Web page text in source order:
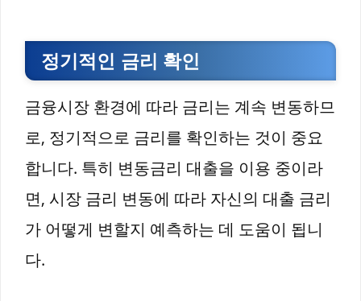
정기적인 금리 확인
금융시장 환경에 따라 금리는 계속 변동하므
로, 정기적으로 금리를 확인하는 것이 중요
합니다. 특히 변동금리 대출을 이용 중이라
면, 시장 금리 변동에 따라 자신의 대출 금리
가 어떻게 변할지 예측하는 데 도움이 됩니
다.